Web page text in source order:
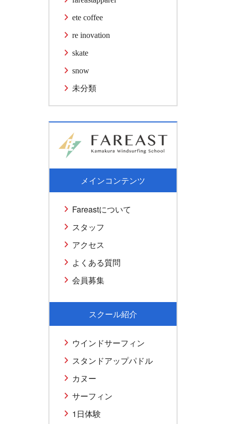
ete coffee
re inovation
skate
snow
未分類
メインコンテンツ
Fareastについて
スタッフ
アクセス
よくある質問
会員募集
スクール紹介
ウインドサーフィン
スタンドアップパドル
カヌー
サーフィン
1日体験